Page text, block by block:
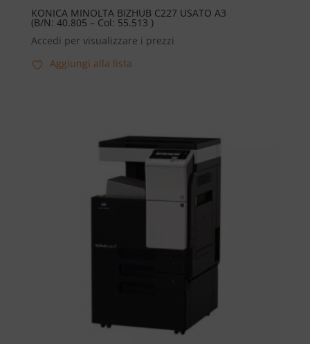
KONICA MINOLTA BIZHUB C227 USATO A3
(B/N: 40.805 – Col: 55.513 )
Accedi per visualizzare i prezzi
Aggiungi alla lista